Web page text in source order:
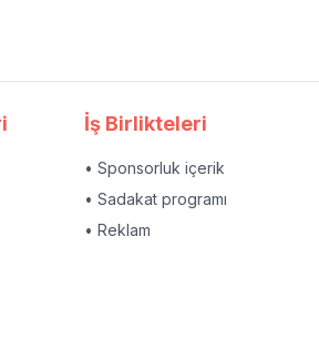
İş Birlikteleri
• Sponsorluk içerik
• Sadakat programı
• Reklam